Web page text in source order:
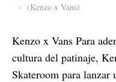
- (Kenzo x Vans)
Kenzo x Vans Para
cultura del patinaje,
Skateroom para lanzar